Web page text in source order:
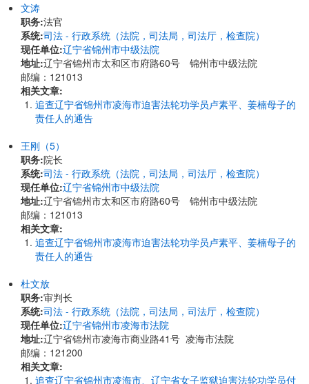
文涛
职务:法官
系统:司法 - 行政系统（法院，司法局，司法厅，检查院）
现任单位:辽宁省锦州市中级法院
地址:辽宁省锦州市太和区市府路60号 锦州市中级法院
邮编：121013
相关文章:
追查辽宁省锦州市凌海市迫害法轮功学员卢素平、姜楠母子的
责任人的通告
王刚（5）
职务:院长
系统:司法 - 行政系统（法院，司法局，司法厅，检查院）
现任单位:辽宁省锦州市中级法院
地址:辽宁省锦州市太和区市府路60号 锦州市中级法院
邮编：121013
相关文章:
追查辽宁省锦州市凌海市迫害法轮功学员卢素平、姜楠母子的
责任人的通告
杜文放
职务:审判长
系统:司法 - 行政系统（法院，司法局，司法厅，检查院）
现任单位:辽宁省锦州市凌海市法院
地址:辽宁省锦州市凌海市商业路41号 凌海市法院
邮编：121200
相关文章:
追查辽宁省锦州市凌海市、辽宁省女子监狱迫害法轮功学员付